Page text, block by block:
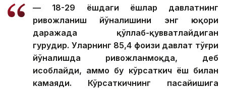
— 18-29 ёшдаги ёшлар давлатнинг
ривожланиш йўналишини энг юқори
даражада қўллаб-қувватлайдиган
гуруҳдир. Уларнинг 85,4 фоизи давлат тўғри
йўналишда ривожланмоқда, деб
ҳисоблайди, аммо бу кўрсаткич ёш билан
камаяди. Кўрсаткичнинг пасайишига